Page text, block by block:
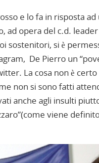
e lo fa in risposta
opera del c.d.
sostenitori, si è
De Pierro un
La cosa non è
non si sono fatti
anche agli insulti
viene